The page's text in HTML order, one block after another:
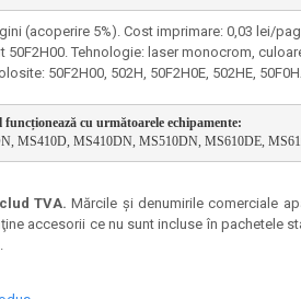
(acoperire 5%). Cost imprimare: 0,03 lei/
50F2H00. Tehnologie: laser monocrom,
50F2H00, 502H, 50F2H0E, 502HE,
cu următoarele echipamente:
MS410D, MS410DN, MS510DN, MS610DE,
TVA. Mărcile şi denumirile comerciale
accesorii ce nu sunt incluse în pachetele